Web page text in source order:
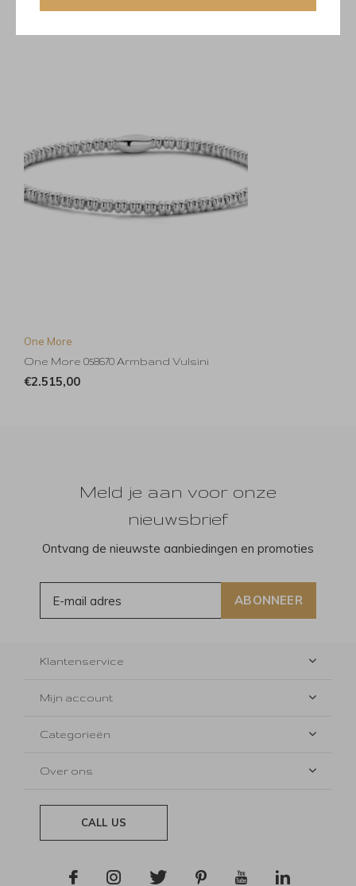
One More
One More 058670 Armband Vulsini
€2.515,00
Meld je aan voor onze
nieuwsbrief
Ontvang de nieuwste aanbiedingen en promoties
ABONNEER
Klantenservice
Mijn account
Categorieën
Over ons
CALL US